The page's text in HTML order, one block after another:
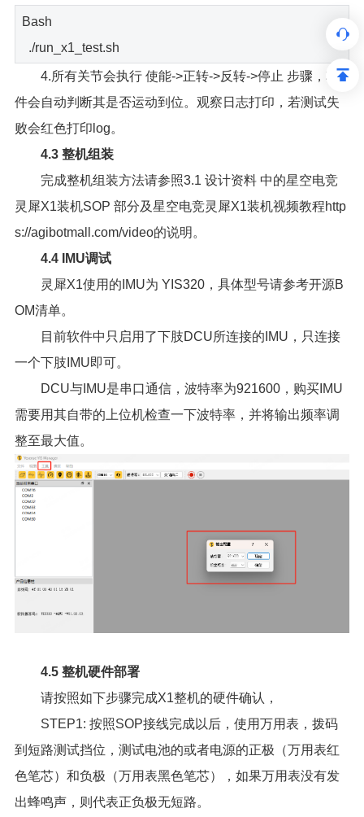
Bash
./run_x1_test.sh
4.所有关节会执行 使能->正转->反转->停止 步骤，软
件会自动判断其是否运动到位。观察日志打印，若测试失
败会红色打印log。
4.3 整机组装
完成整机组装方法请参照3.1 设计资料 中的星空电竞
灵犀X1装机SOP 部分及星空电竞灵犀X1装机视频教程http
s://agibotmall.com/video的说明。
4.4 IMU调试
灵犀X1使用的IMU为 YIS320，具体型号请参考开源B
OM清单。
目前软件中只启用了下肢DCU所连接的IMU，只连接
一个下肢IMU即可。
DCU与IMU是串口通信，波特率为921600，购买IMU
需要用其自带的上位机检查一下波特率，并将输出频率调
整至最大值。
4.5 整机硬件部署
请按照如下步骤完成X1整机的硬件确认，
STEP1: 按照SOP接线完成以后，使用万用表，拨码
到短路测试挡位，测试电池的或者电源的正极（万用表红
色笔芯）和负极（万用表黑色笔芯），如果万用表没有发
出蜂鸣声，则代表正负极无短路。